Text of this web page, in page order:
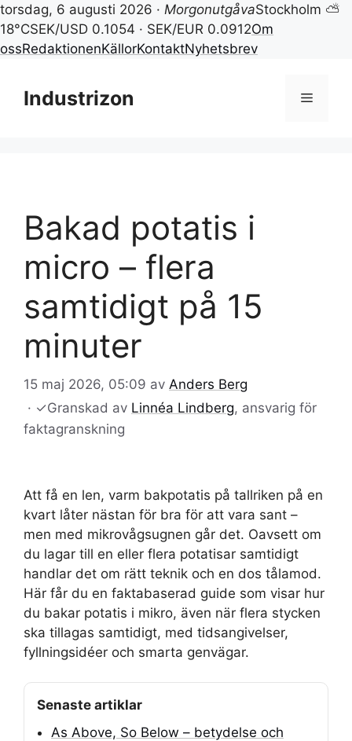
torsdag, 6 augusti 2026 · MorgonutgåvaStockholm ⛅
18°CSEK/USD 0.1054 · SEK/EUR 0.0912Om
ossRedaktionenKällorKontaktNyhetsbrev
innehållIndustrizon Meny
Bakad potatis i
micro – flera
samtidigt på 15
minuter
15 maj 2026, 05:09 av Anders Berg
· ✓Granskad av Linnéa Lindberg, ansvarig för
faktagranskning
Att få en len, varm bakpotatis på tallriken på en
kvart låter nästan för bra för att vara sant –
men med mikrovågsugnen går det. Oavsett om
du lagar till en eller flera potatisar samtidigt
handlar det om rätt teknik och en dos tålamod.
Här får du en faktabaserad guide som visar hur
du bakar potatis i mikro, även när flera stycken
ska tillagas samtidigt, med tidsangivelser,
fyllningsidéer och smarta genvägar.
Senaste artiklar
As Above, So Below – betydelse och